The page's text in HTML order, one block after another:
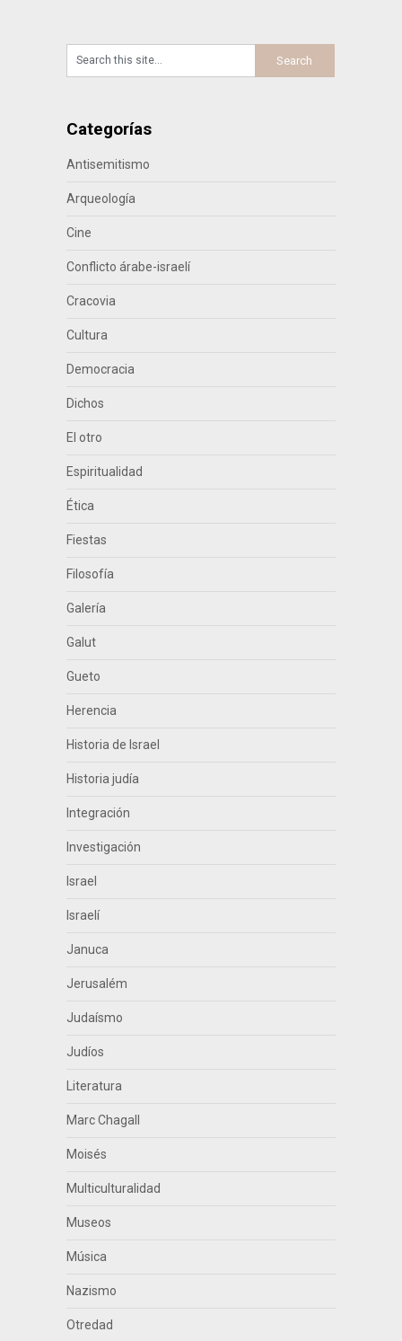
Categorías
Antisemitismo
Arqueología
Cine
Conflicto árabe-israelí
Cracovia
Cultura
Democracia
Dichos
El otro
Espiritualidad
Ética
Fiestas
Filosofía
Galería
Galut
Gueto
Herencia
Historia de Israel
Historia judía
Integración
Investigación
Israel
Israelí
Januca
Jerusalém
Judaísmo
Judíos
Literatura
Marc Chagall
Moisés
Multiculturalidad
Museos
Música
Nazismo
Otredad